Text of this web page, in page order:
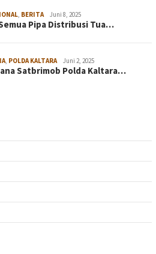
BERITA Juni 8, 2025
Pipa Distribusi Tua…
POLDA KALTARA Juni 2, 2025
Satbrimob Polda Kaltara…